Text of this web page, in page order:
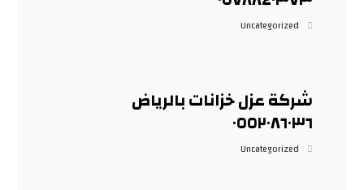
Uncategorized
شركة عزل خزانات بالرياض
٠٥٥٢٠٨٦٠٣٦
Uncategorized